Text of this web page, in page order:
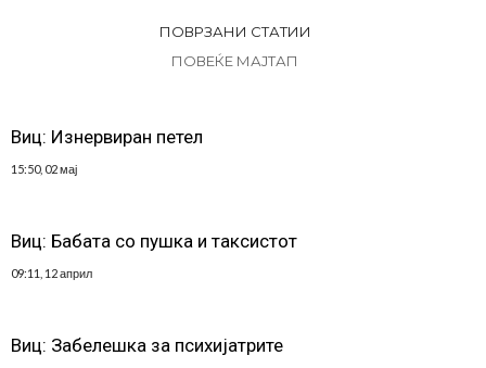
ПОВРЗАНИ СТАТИИ
ПОВЕЌЕ МАЈТАП
Виц: Изнервиран петел
15:50, 02 мај
Виц: Бабата со пушка и таксистот
09:11, 12 април
Виц: Забелешка за психијатрите